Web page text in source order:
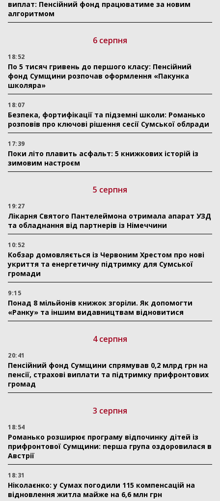
виплат: Пенсійний фонд працюватиме за новим
алгоритмом
6 серпня
18:52
По 5 тисяч гривень до першого класу: Пенсійний
фонд Сумщини розпочав оформлення «Пакунка
школяра»
18:07
Безпека, фортифікації та підземні школи: Романько
розповів про ключові рішення сесії Сумської облради
17:39
Поки літо плавить асфальт: 5 книжкових історій із
зимовим настроєм
5 серпня
19:27
Лікарня Святого Пантелеймона отримала апарат УЗД
та обладнання від партнерів із Німеччини
10:52
Кобзар домовляється із Червоним Хрестом про нові
укриття та енергетичну підтримку для Сумської
громади
9:15
Понад 8 мільйонів книжок згоріли. Як допомогти
«Ранку» та іншим видавництвам відновитися
4 серпня
20:41
Пенсійний фонд Сумщини спрямував 0,2 млрд грн на
пенсії, страхові виплати та підтримку прифронтових
громад
3 серпня
18:54
Романько розширює програму відпочинку дітей із
прифронтової Сумщини: перша група оздоровилася в
Австрії
18:31
Ніколаєнко: у Сумах погодили 115 компенсацій на
відновлення житла майже на 6,6 млн грн